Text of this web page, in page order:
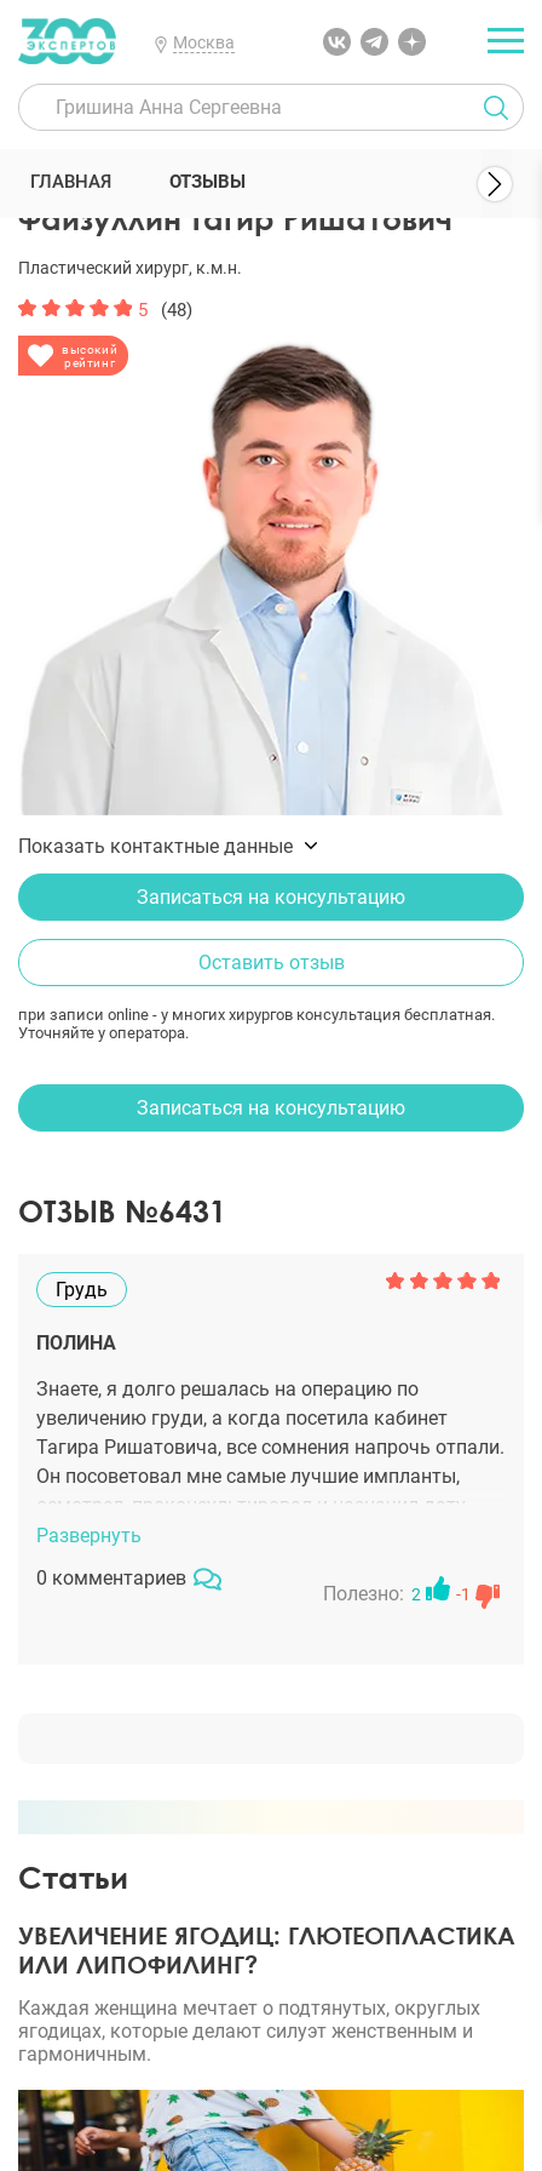
Москва
300 Экспертов Пластические хирурги Файзуллин Тагир
Файзуллин Тагир Ришатович
высокий
рейтинг
Пластический хирург, к.м.н.
5 (48)
Показать контактные данные
Записаться на консультацию
Оставить отзыв
при записи online - у многих хирургов консультация бесплатная.
Уточняйте у оператора.
ГЛАВНАЯ ОТЗЫВЫ
Записаться на консультацию
ОТЗЫВ №6431
Грудь
ПОЛИНА
Знаете, я долго решалась на операцию по
увеличению груди, а когда посетила кабинет
Тагира Ришатовича, все сомнения напрочь отпали.
Он посоветовал мне самые лучшие импланты,
осмотрел, проконсультировал и назначил дату
операции, по моей просьбе максимально
приближенная. После операции мне очень
понравился результат! Всё вышло без осложнений,
Развернуть
0 комментариев
Полезно: 2 -1
Статьи
УВЕЛИЧЕНИЕ ЯГОДИЦ: ГЛЮТЕОПЛАСТИКА
ИЛИ ЛИПОФИЛИНГ?
Каждая женщина мечтает о подтянутых, округлых
ягодицах, которые делают силуэт женственным и
гармоничным.